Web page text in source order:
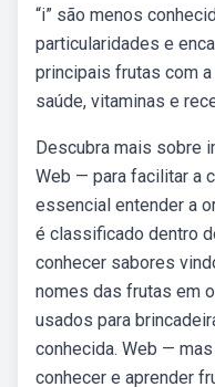
“i” são menos
particularidades e
principais frutas com
saúde, vitaminas e
Descubra mais sobre
Web — para facilitar a
essencial entender a
é classificado dentro
conhecer sabores
nomes das frutas em
usados para
conhecida. Web —
conhecer e aprender